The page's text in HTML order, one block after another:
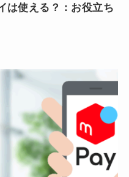
は使える？：お役立ち